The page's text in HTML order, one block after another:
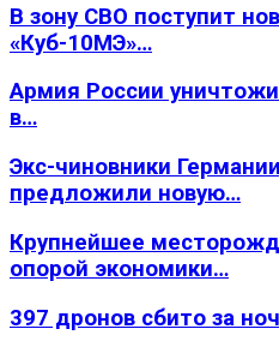
В зону СВО поступит
«Куб-10МЭ»…
Армия России
в…
Экс-чиновники
предложили новую…
Крупнейшее
опорой экономики…
397 дронов сбито за